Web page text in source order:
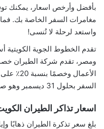
بأفضل وأرخص اسعار، يمكنك
مغامرات السفر الخاصة بك.
واستعد لرحلة لا تُنسى!
تقدم الخطوط الجوية الكويتية
ومصر،
الأعمال وخصمًا بنسبة 20٪ على تذاكر الدرجة الاقتصادية،
السفر بحلول 31 ديسمبر وهو صالح للسفر بين 1 يناير و 31 مارس.
اسعار تذاكر الطيران